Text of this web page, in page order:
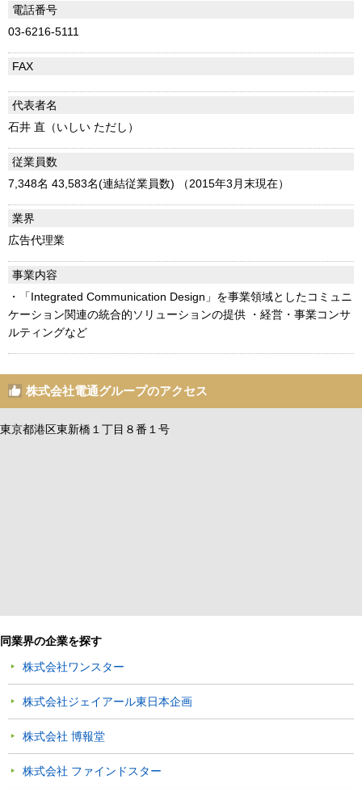
電話番号
03-6216-5111
FAX
代表者名
石井 直（いしい ただし）
従業員数
7,348名 43,583名(連結従業員数) （2015年3月末現在）
業界
広告代理業
事業内容
・「Integrated Communication Design」を事業領域としたコミュニ
ケーション関連の統合的ソリューションの提供 ・経営・事業コンサ
ルティングなど
株式会社電通グループのアクセス
東京都港区東新橋１丁目８番１号
同業界の企業を探す
株式会社ワンスター
株式会社ジェイアール東日本企画
株式会社 博報堂
株式会社 ファインドスター